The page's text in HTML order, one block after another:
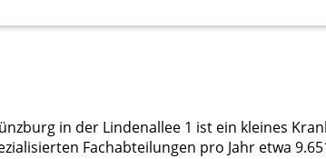
in der Lindenallee 1 ist ein kleines
Fachabteilungen pro Jahr etwa